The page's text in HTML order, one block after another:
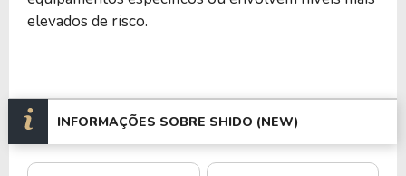
elevados de risco.
INFORMAÇÕES SOBRE SHIDO (NEW)